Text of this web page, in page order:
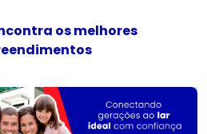
os melhores